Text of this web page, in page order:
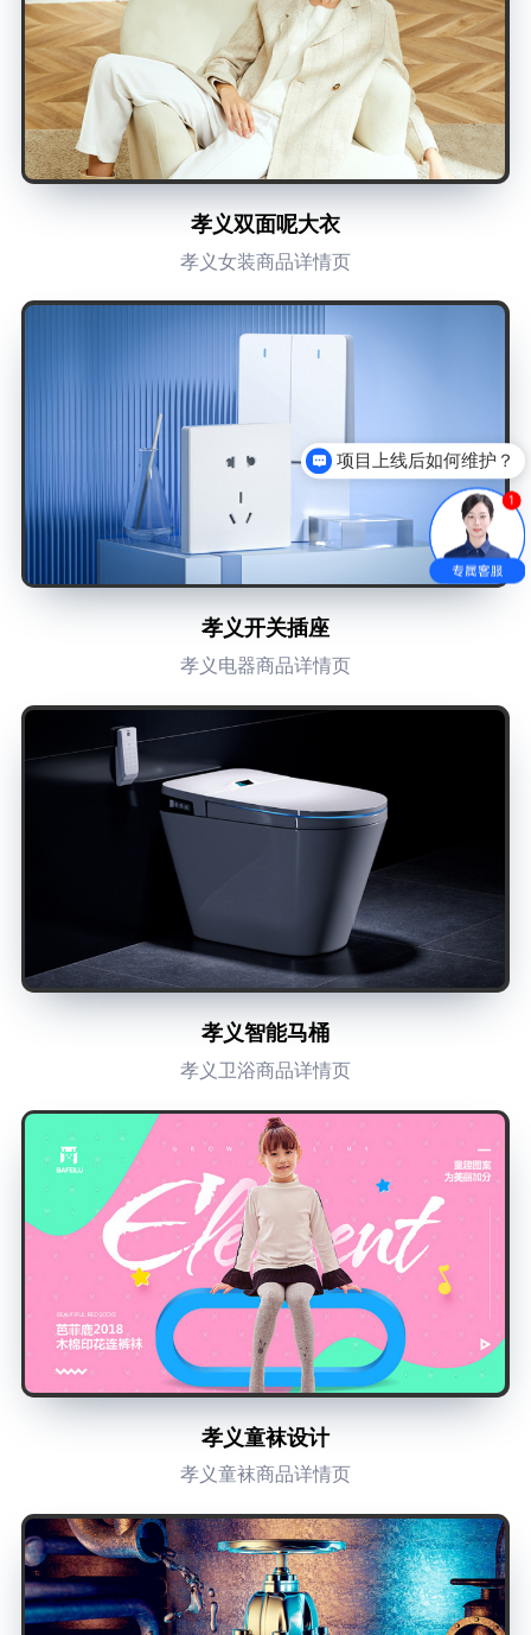
孝义双面呢大衣
孝义女装商品详情页
孝义开关插座
孝义电器商品详情页
孝义智能马桶
孝义卫浴商品详情页
孝义童袜设计
孝义童袜商品详情页
项目上线后如何维护？